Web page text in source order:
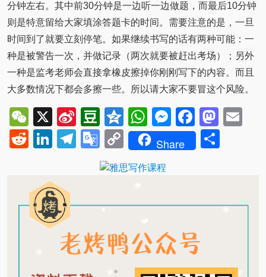
分钟左右。其中前30分钟是一边听一边做题，而最后10分钟
则是特意留给大家填涂答题卡的时间。需要注意的是，一旦
时间到了就要立刻停笔。如果继续书写的话有两种可能：一
种是被警告一次，并做记录（两次就要被赶出考场）；另外
一种是监考老师会直接拿橡皮擦掉你刚刚写下的内容。而且
大多数情况下都会多擦一些。所以请大家不要冒这个风险。
WeChat
X
Sina
Weibo
Douban
QzoneWhatsApp
Messenger
RedditLinkedIn
Telegram
Google
Translate
Copy
Link
Share